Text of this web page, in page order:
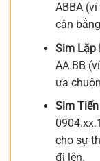
ABBA
cân
Sim Lặp
AA.BB
ưa
Sim
cho sự
đi lên.